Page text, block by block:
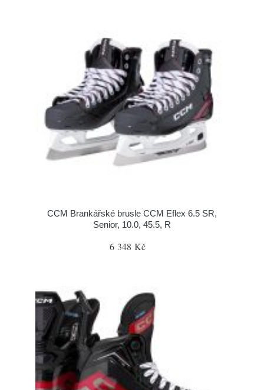
CCM Brankářské brusle CCM Eflex 6.5 SR,
Senior, 10.0, 45.5, R
6 348 Kč